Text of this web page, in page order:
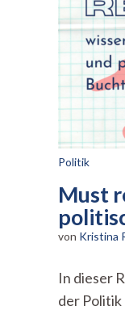
Politik
Must
von Kristina
In dieser
der Politik